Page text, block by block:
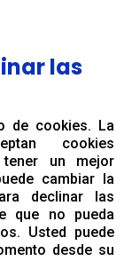
las
de cookies. La
cookies
tener un mejor
cambiar la
declinar las
que no pueda
Usted puede
desde su